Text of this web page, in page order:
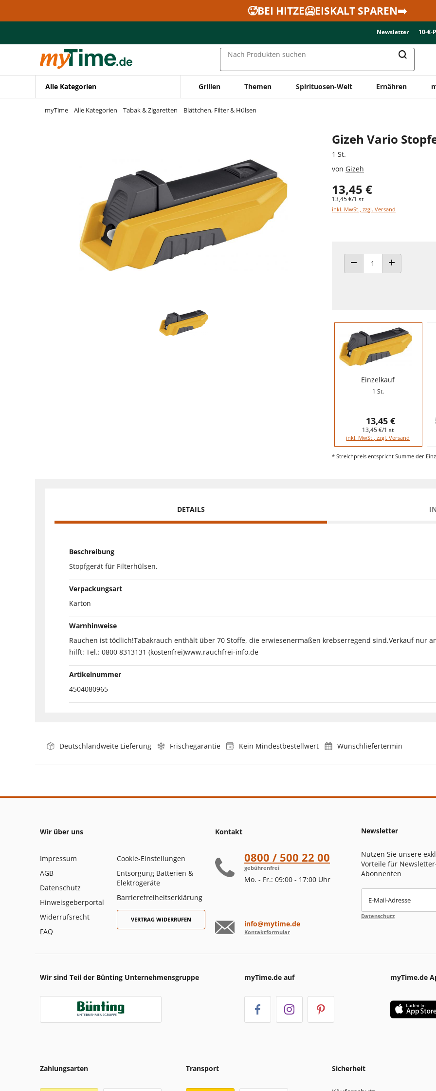
Zur Navigation springen
🥵BEI HITZE🥶EISKALT SPAREN➡️
Newsletter 10-€-
Nach Produkten suchen
Alle Kategorien Grillen Themen Spirituosen-Welt Ernähren
myTime Alle Kategorien Tabak & Zigaretten Blättchen, Filter & Hülsen
Gizeh Vario
1 St.
von Gizeh
13,45 €
13,45 €/1 st
inkl. MwSt., zzgl. Versand
ANZAHL VERRINGERNANZAHL ERHÖHEN
Einzelkauf
1 St.
13,45 €
13,45 €/1 st
inkl. MwSt., zzgl. Versand
* Streichpreis entspricht Summe der
DETAILS
Beschreibung
Stopfgerät für Filterhülsen.
Verpackungsart
Karton
Warnhinweise
Rauchen ist tödlich!Tabakrauch enthält über 70 Stoffe, die erwiesenermaßen krebserregend sind.Verkauf nur
hilft: Tel.: 0800 8313131 (kostenfrei)www.rauchfrei-info.de
Artikelnummer
4504080965
Deutschlandweite Lieferung Frischegarantie Kein Mindestbestellwert Wunschliefertermin
Wir über uns
Impressum
AGB
Datenschutz
Hinweisgeberportal
Widerrufsrecht
FAQ
Cookie-Einstellungen
Entsorgung Batterien &
Elektrogeräte
Barrierefreiheitserklärung
VERTRAG WIDERRUFEN
Kontakt
0800 / 500 22 00
gebührenfrei
Mo. - Fr.: 09:00 - 17:00 Uhr
info@mytime.de
Kontaktformular
Newsletter
Nutzen Sie unsere
Vorteile für
Abonnenten
E-Mail-Adresse
Datenschutz
Wir sind Teil der Bünting Unternehmensgruppe myTime.de auf myTime.de
Zahlungsarten Transport Sicherheit